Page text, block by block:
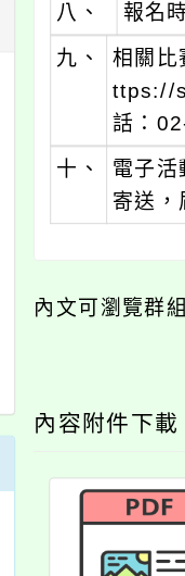
八、
報名
九、 相關比
ttps://
話：
十、 電子活
寄送，
內文可瀏覽群組
內容附件下載